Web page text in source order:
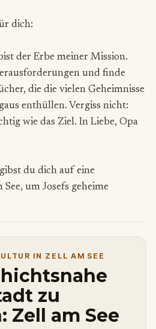
dich:
der Erbe meiner Mission.
und finde
die die vielen Geheimnisse
enthüllen. Vergiss nicht:
wie das Ziel. In Liebe, Opa
du dich auf eine
um Josefs geheime
IN ZELL AM SEE
zu
Zell am See